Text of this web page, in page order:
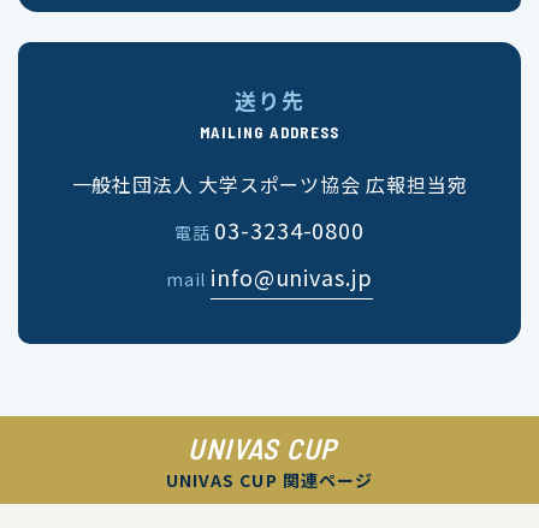
送り先
MAILING ADDRESS
一般社団法人 大学スポーツ協会 広報担当宛
電話 03-3234-0800
mail info@univas.jp
UNIVAS CUP
UNIVAS CUP 関連ページ